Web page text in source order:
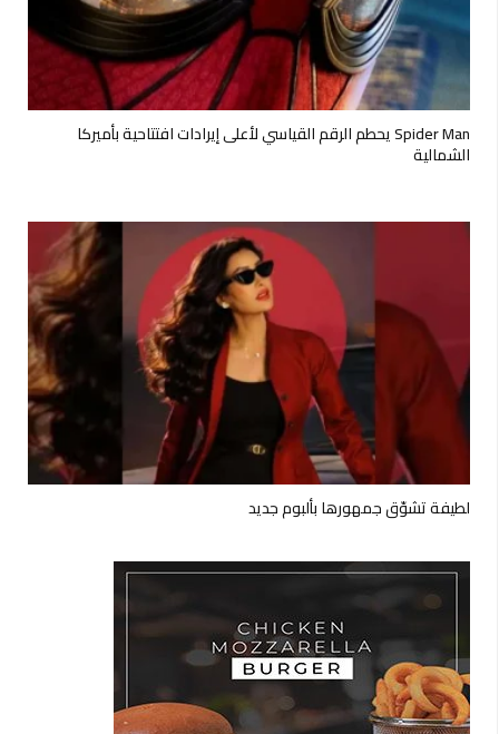
Spider Man يحطم الرقم القياسي لأعلى إيرادات افتتاحية بأميركا
الشمالية
لطيفة تشوّق جمهورها بألبوم جديد